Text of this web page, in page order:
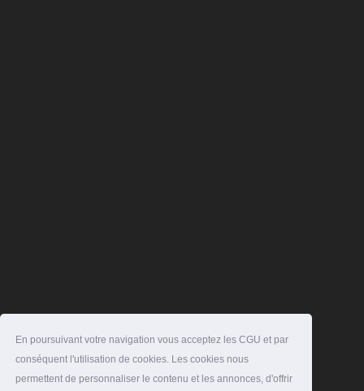
En poursuivant votre navigation vous acceptez les CGU et par
conséquent l'utilisation de cookies. Les cookies nous
permettent de personnaliser le contenu et les annonces, d'offrir